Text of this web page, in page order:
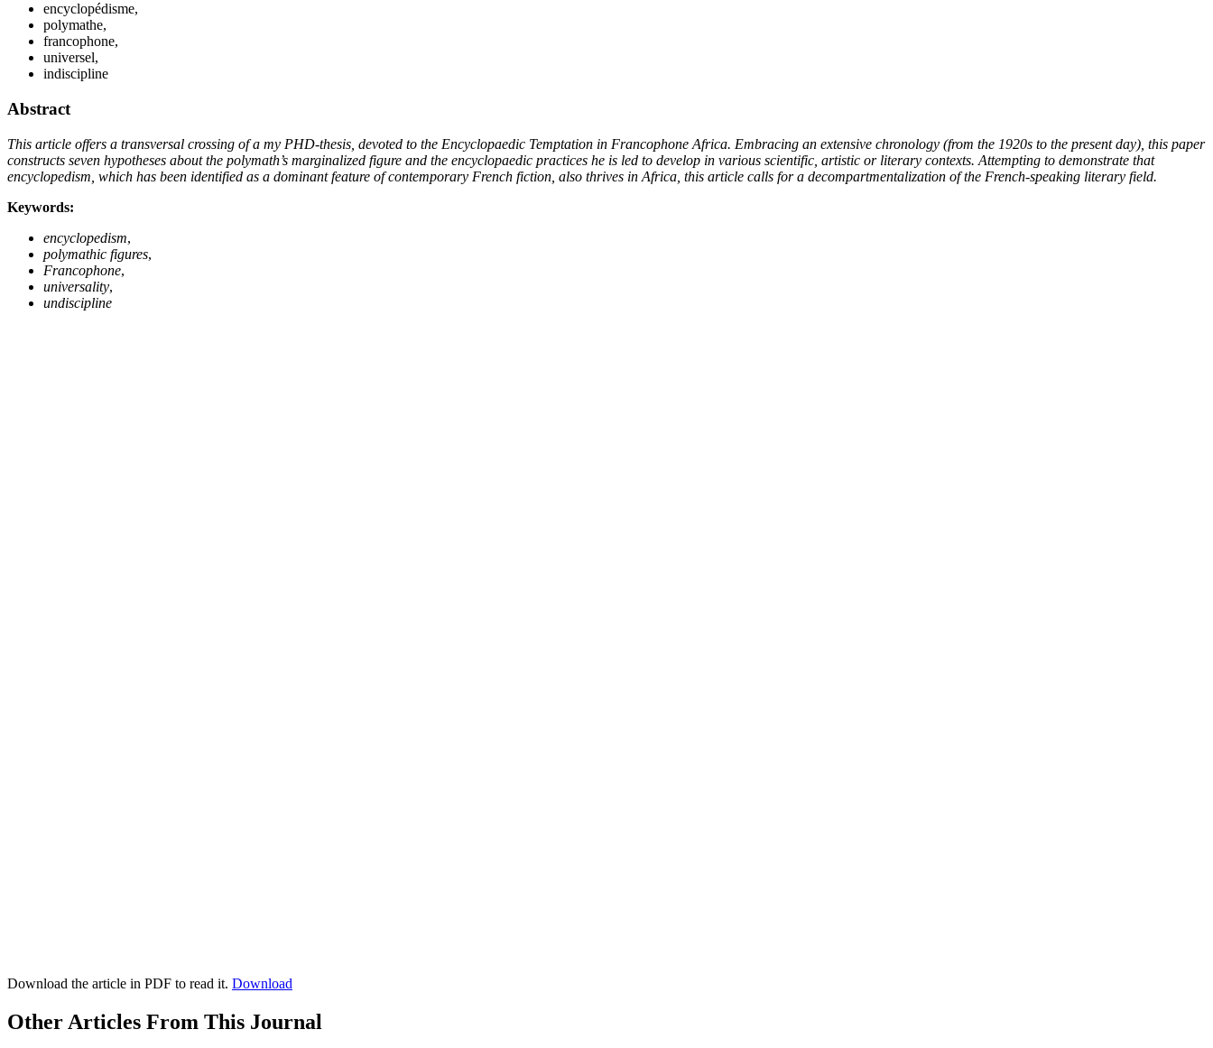
encyclopédisme,
polymathe,
francophone,
universel,
indiscipline
Abstract
This article offers a transversal crossing of a my PHD-thesis, devoted to the Encyclopaedic Temptation in Francophone Africa. Embracing an extensive chronology (from the 1920s to the present day), this paper
constructs seven hypotheses about the polymath’s marginalized figure and the encyclopaedic practices he is led to develop in various scientific, artistic or literary contexts. Attempting to demonstrate that
encyclopedism, which has been identified as a dominant feature of contemporary French fiction, also thrives in Africa, this article calls for a decompartmentalization of the French-speaking literary field.
Keywords:
encyclopedism,
polymathic figures,
Francophone,
universality,
undiscipline
Download the article in PDF to read it. Download
Other Articles From This Journal